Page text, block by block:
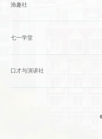
渔趣社
七一学堂
口才与演讲社